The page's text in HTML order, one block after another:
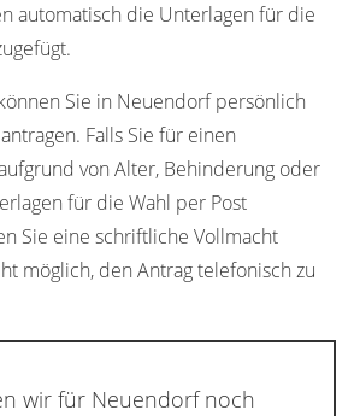
automatisch die Unterlagen für die
Sie in Neuendorf persönlich
Falls Sie für einen
von Alter, Behinderung oder
für die Wahl per Post
Sie eine schriftliche Vollmacht
möglich, den Antrag telefonisch zu
wir für Neuendorf noch